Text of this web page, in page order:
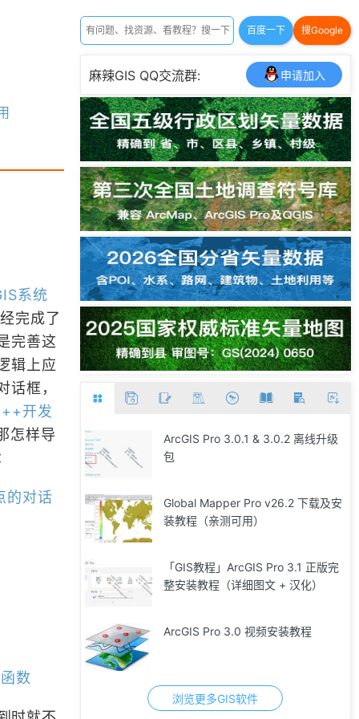
系统
完成了
完善这
辑上应
话框，
开发
怎样导
的对话
数
百度一下 搜Google
麻辣GIS QQ交流群: 申请加入
ArcGIS Pro 3.0.1 & 3.0.2 离线升级
包
Global Mapper Pro v26.2 下载及安
装教程（亲测可用）
「GIS教程」ArcGIS Pro 3.1 正版完
整安装教程（详细图文 + 汉化）
ArcGIS Pro 3.0 视频安装教程
浏览更多GIS软件